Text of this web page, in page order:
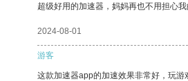
超级好用的加速器，妈妈再也不用担心我
2024-08-01
游客
这款加速器app的加速效果非常好，玩游